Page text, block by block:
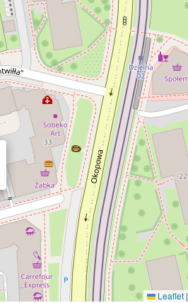
Leaflet |